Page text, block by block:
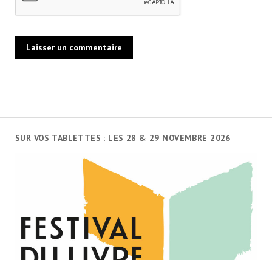
SUR VOS TABLETTES : LES 28 & 29 NOVEMBRE 2026